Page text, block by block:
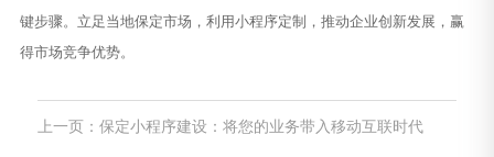
键步骤。立足当地保定市场，利用小程序定制，推动企业创新发展，赢
得市场竞争优势。
上一页：保定小程序建设：将您的业务带入移动互联时代